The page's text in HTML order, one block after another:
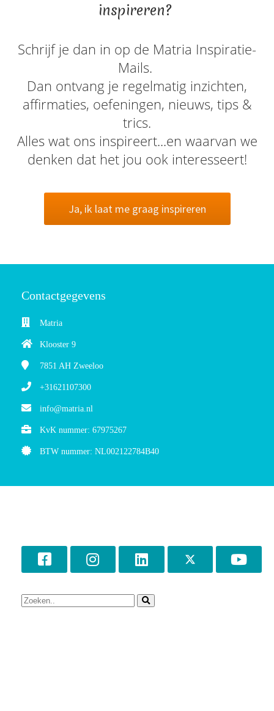
inspireren?
Schrijf je dan in op de Matria Inspiratie-
Mails.
Dan ontvang je regelmatig inzichten,
affirmaties, oefeningen, nieuws, tips &
trics.
Alles wat ons inspireert...en waarvan we
denken dat het jou ook interesseert!
Ja, ik laat me graag inspireren
Contactgegevens
Matria
Klooster 9
7851 AH Zweeloo
+31621107300
info@matria.nl
KvK nummer: 67975267
BTW nummer: NL002122784B40